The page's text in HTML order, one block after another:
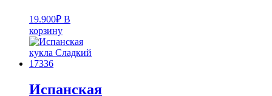
19.900₽ В
корзину
Испанская